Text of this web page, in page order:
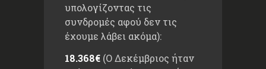
υπολογίζοντας τις
συνδρομές αφού δεν τις
έχουμε λάβει ακόμα):
18.368€(Ο Δεκέμβριος ήταν